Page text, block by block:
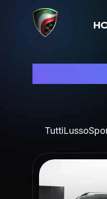
TuttiLusso